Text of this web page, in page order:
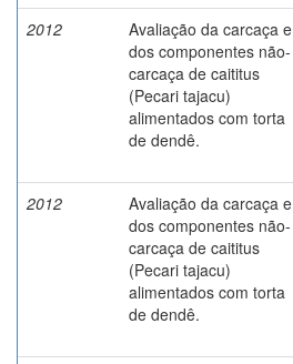
2012
Avaliação da carcaça e
dos componentes não-
carcaça de caititus
(Pecari tajacu)
alimentados com torta
de dendê.
2012
Avaliação da carcaça e
dos componentes não-
carcaça de caititus
(Pecari tajacu)
alimentados com torta
de dendê.